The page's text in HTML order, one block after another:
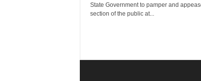
State Government to pamper and
section of the public at...